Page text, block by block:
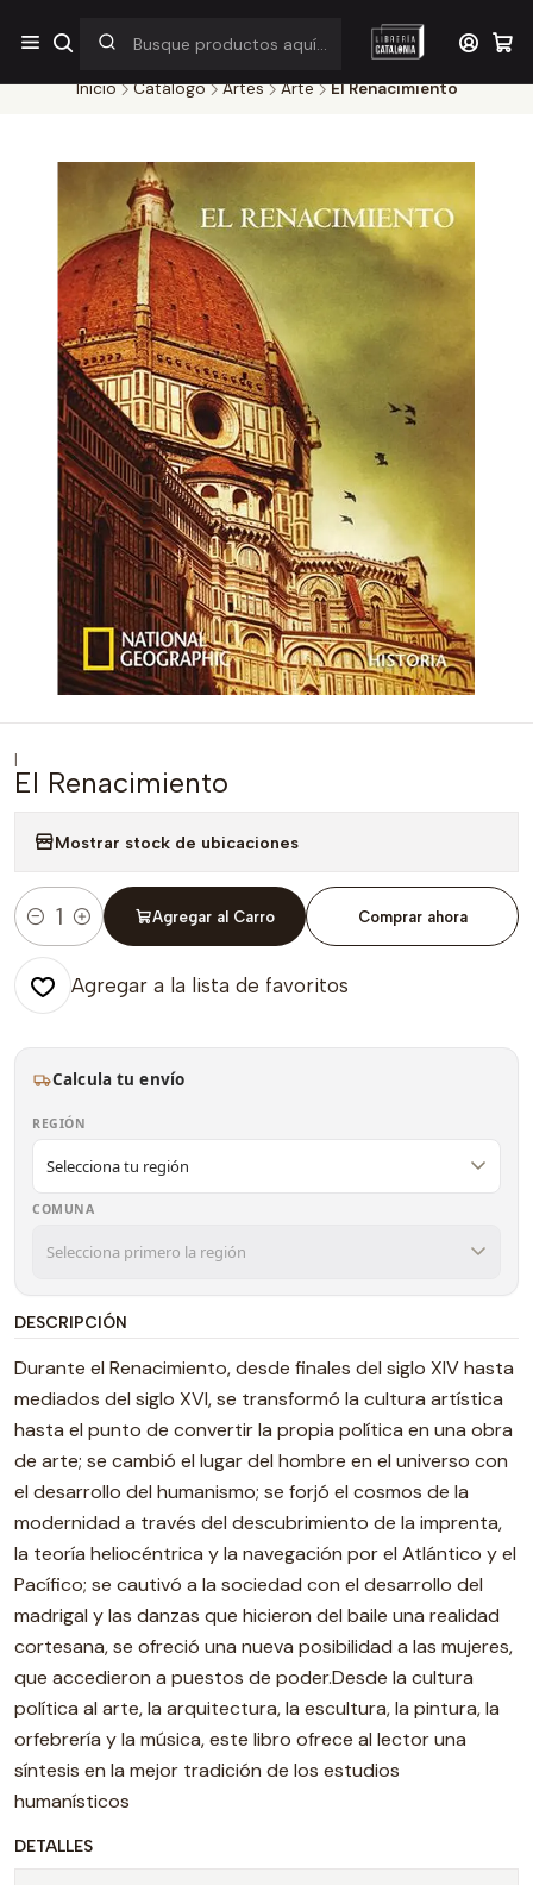
¡Por pocos días! Despacho a $1.000 en RM por compras sobre
$38.000
Inicio Catálogo Artes Arte El Renacimiento
|
El Renacimiento
Mostrar stock de ubicaciones
Cantidad
Agregar al Carro Comprar ahora
Agregar a la lista de favoritos
Calcula tu envío
REGIÓN
COMUNA
DESCRIPCIÓN
Durante el Renacimiento, desde finales del siglo XIV hasta
mediados del siglo XVI, se transformó la cultura artística
hasta el punto de convertir la propia política en una obra
de arte; se cambió el lugar del hombre en el universo con
el desarrollo del humanismo; se forjó el cosmos de la
modernidad a través del descubrimiento de la imprenta,
la teoría heliocéntrica y la navegación por el Atlántico y el
Pacífico; se cautivó a la sociedad con el desarrollo del
madrigal y las danzas que hicieron del baile una realidad
cortesana, se ofreció una nueva posibilidad a las mujeres,
que accedieron a puestos de poder.Desde la cultura
política al arte, la arquitectura, la escultura, la pintura, la
orfebrería y la música, este libro ofrece al lector una
síntesis en la mejor tradición de los estudios
humanísticos
DETALLES